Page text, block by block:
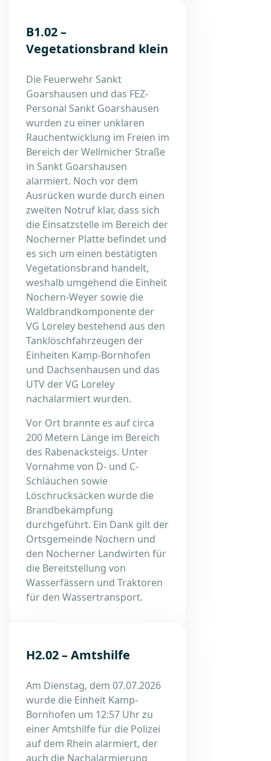
B1.02 –
Vegetationsbrand klein
Die Feuerwehr Sankt
Goarshausen und das FEZ-
Personal Sankt Goarshausen
wurden zu einer unklaren
Rauchentwicklung im Freien im
Bereich der Wellmicher Straße
in Sankt Goarshausen
alarmiert. Noch vor dem
Ausrücken wurde durch einen
zweiten Notruf klar, dass sich
die Einsatzstelle im Bereich der
Nocherner Platte befindet und
es sich um einen bestätigten
Vegetationsbrand handelt,
weshalb umgehend die Einheit
Nochern-Weyer sowie die
Waldbrandkomponente der
VG Loreley bestehend aus den
Tanklöschfahrzeugen der
Einheiten Kamp-Bornhofen
und Dachsenhausen und das
UTV der VG Loreley
nachalarmiert wurden.
Vor Ort brannte es auf circa
200 Metern Länge im Bereich
des Rabenacksteigs. Unter
Vornahme von D- und C-
Schläuchen sowie
Löschrucksäcken wurde die
Brandbekämpfung
durchgeführt. Ein Dank gilt der
Ortsgemeinde Nochern und
den Nocherner Landwirten für
die Bereitstellung von
Wasserfässern und Traktoren
für den Wassertransport.
H2.02 – Amtshilfe
Am Dienstag, dem 07.07.2026
wurde die Einheit Kamp-
Bornhofen um 12:57 Uhr zu
einer Amtshilfe für die Polizei
auf dem Rhein alarmiert, der
auch die Nachalarmierung